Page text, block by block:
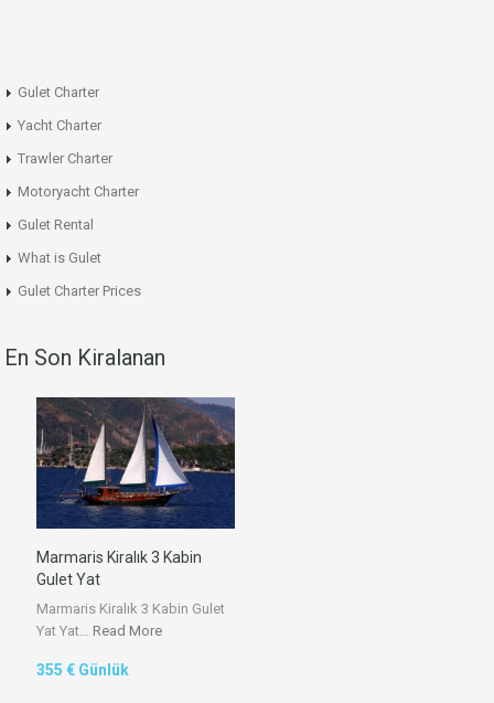
Gulet Charter
Yacht Charter
Trawler Charter
Motoryacht Charter
Gulet Rental
What is Gulet
Gulet Charter Prices
En Son Kiralanan
Marmaris Kiralık 3 Kabin
Gulet Yat
Marmaris Kiralık 3 Kabin Gulet
Yat Yat… Read More
355 € Günlük